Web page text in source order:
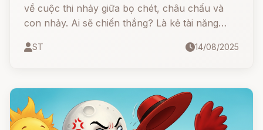
về cuộc thi nhảy giữa bọ chét, châu chấu và
con nhảy. Ai sẽ chiến thắng? Là kẻ tài năng
ST 14/08/2025